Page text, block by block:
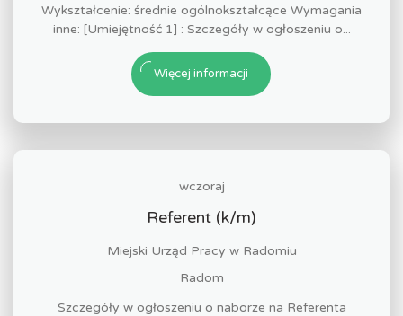
Wykształcenie: średnie ogólnokształcące Wymagania
inne: [Umiejętność 1] : Szczegóły w ogłoszeniu o...
Więcej informacji
wczoraj
Referent (k/m)
Miejski Urząd Pracy w Radomiu
Radom
Szczegóły w ogłoszeniu o naborze na Referenta